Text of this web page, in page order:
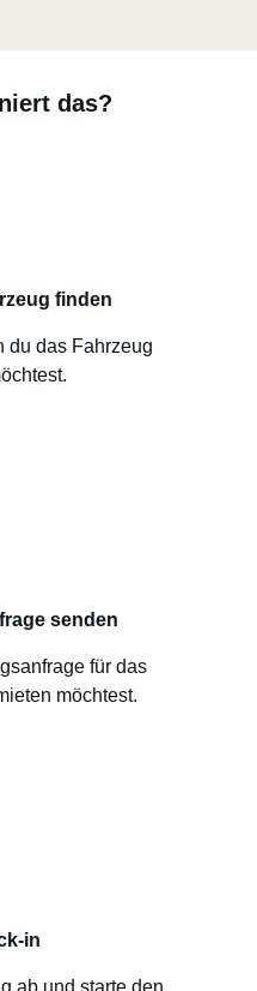
das?
finden
du das Fahrzeug
senden
für das
möchtest.
in
ab und starte den